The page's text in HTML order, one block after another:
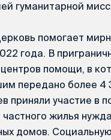
гуманитарной
помогает
года. В
центров помощи, в
передано более 4
приняли участие в
частного жилья
домов.